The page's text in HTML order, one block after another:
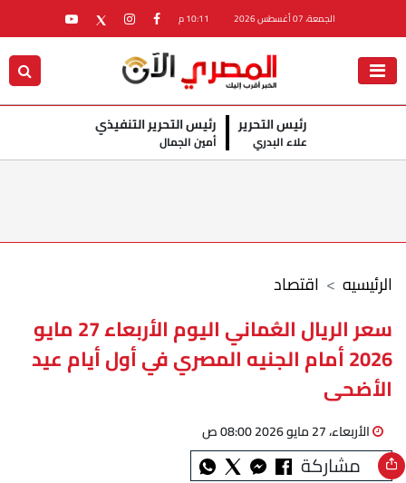
الجمعة، 07 أغسطس 2026
رئيس التحرير
علاء البدري
رئيس التحرير التنفيذي
أمين الجمال
اقتصاد الرئيسيه
سعر الريال العُماني اليوم الأربعاء 27 مايو
2026 أمام الجنيه المصري في أول أيام عيد
الأضحى
الأربعاء، 27 مايو 2026 08:00 ص
مشاركة